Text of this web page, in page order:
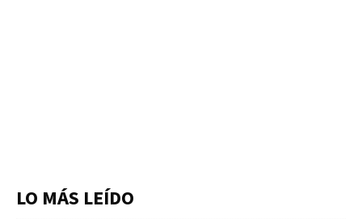
LO MÁS LEÍDO